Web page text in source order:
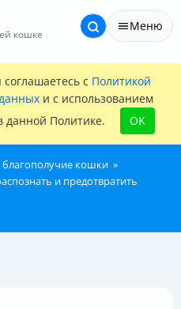
кошке
Меню
с Политикой
и с использованием
данной Политике.
OK
кошки
и предотвратить